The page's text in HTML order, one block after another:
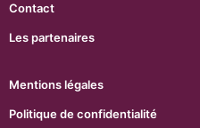
Contact
Les partenaires
Mentions légales
Politique de confidentialité